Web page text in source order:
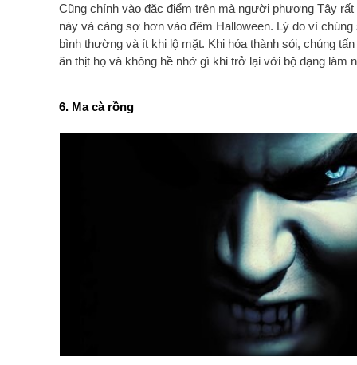
Cũng chính vào đặc điểm trên mà người phương Tây
này và càng sợ hơn vào đêm Halloween. Lý do vì chúng
bình thường và ít khi lộ mặt. Khi hóa thành sói, chúng
ăn thịt họ và không hề nhớ gì khi trở lại với bộ dạng làm
6. Ma cà rồng